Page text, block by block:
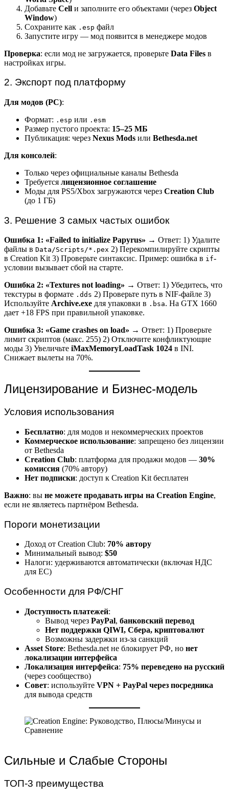
Добавьте Cell и заполните его объектами (через Object
Window)
Сохраните как .esp файл
Запустите игру — мод появится в менеджере модов
Проверка: если мод не загружается, проверьте Data Files в
настройках игры.
2. Экспорт под платформу
Для модов (PC):
Формат: .esp или .esm
Размер пустого проекта: 15–25 МБ
Публикация: через Nexus Mods или Bethesda.net
Для консолей:
Только через официальные каналы Bethesda
Требуется лицензионное соглашение
Моды для PS5/Xbox загружаются через Creation Club
(до 1 ГБ)
3. Решение 3 самых частых ошибок
Ошибка 1: «Failed to initialize Papyrus» → Ответ: 1) Удалите
файлы в Data/Scripts/*.pex 2) Перекомпилируйте скрипты
в Creation Kit 3) Проверьте синтаксис. Пример: ошибка в if-
условии вызывает сбой на старте.
Ошибка 2: «Textures not loading» → Ответ: 1) Убедитесь, что
текстуры в формате .dds 2) Проверьте путь в NIF-файле 3)
Используйте Archive.exe для упаковки в .bsa. На GTX 1660
дает +18 FPS при правильной упаковке.
Ошибка 3: «Game crashes on load» → Ответ: 1) Проверьте
лимит скриптов (макс. 255) 2) Отключите конфликтующие
моды 3) Увеличьте iMaxMemoryLoadTask 1024 в INI.
Снижает вылеты на 70%.
Лицензирование и Бизнес-модель
Условия использования
Бесплатно: для модов и некоммерческих проектов
Коммерческое использование: запрещено без лицензии
от Bethesda
Creation Club: платформа для продажи модов — 30%
комиссия (70% автору)
Нет подписки: доступ к Creation Kit бесплатен
Важно: вы не можете продавать игры на Creation Engine,
если не являетесь партнёром Bethesda.
Пороги монетизации
Доход от Creation Club: 70% автору
Минимальный вывод: $50
Налоги: удерживаются автоматически (включая НДС
для ЕС)
Особенности для РФ/СНГ
Доступность платежей:
Вывод через PayPal, банковский перевод
Нет поддержки QIWI, Сбера, криптовалют
Возможны задержки из-за санкций
Asset Store: Bethesda.net не блокирует РФ, но нет
локализации интерфейса
Локализация интерфейса: 75% переведено на русский
(через сообщество)
Совет: используйте VPN + PayPal через посредника
для вывода средств
Сильные и Слабые Стороны
ТОП-3 преимущества